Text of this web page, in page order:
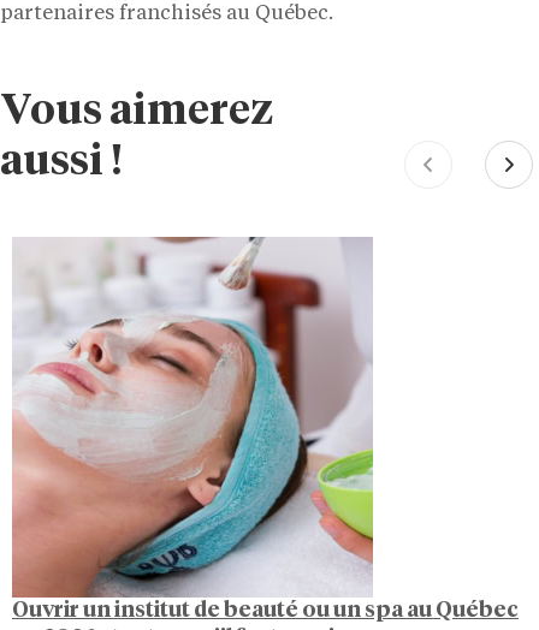
partenaires franchisés au Québec.
Vous aimerez
aussi !
Ouvrir un institut de beauté ou un spa au Québec